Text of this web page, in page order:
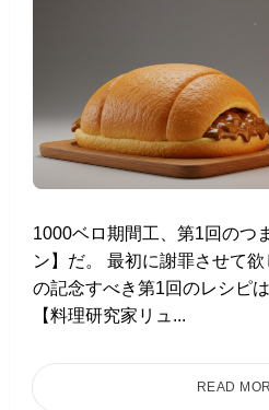
1000ベロ期間工、第1回のつ
ン】だ。 最初に謝罪させて
の記念すべき第1回のレシピ
【料理研究家リュ...